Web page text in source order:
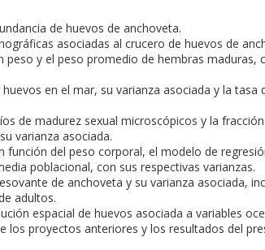
de huevos de anchoveta.
asociadas al crucero de huevos de
peso y el peso promedio de hembras maduras,
en el mar, su varianza asociada y la tasa
de madurez sexual microscópicos y la
varianza asociada.
función del peso corporal, el modelo de
poblacional, con sus respectivas varianzas.
de anchoveta y su varianza asociada,
adultos.
espacial de huevos asociada a variables
los proyectos anteriores y los resultados del